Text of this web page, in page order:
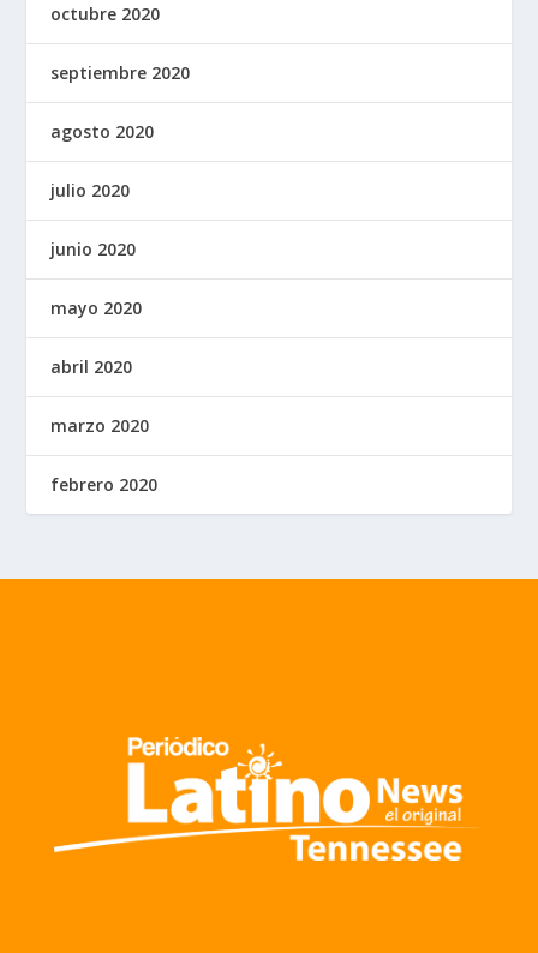
octubre 2020
septiembre 2020
agosto 2020
julio 2020
junio 2020
mayo 2020
abril 2020
marzo 2020
febrero 2020